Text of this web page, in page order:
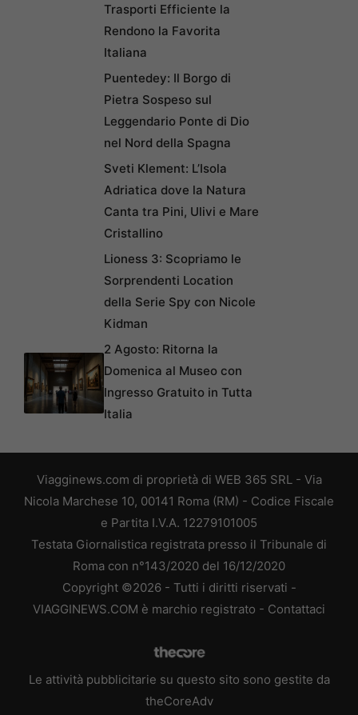
Trasporti Efficiente la
Rendono la Favorita
Italiana
Puentedey: Il Borgo di
Pietra Sospeso sul
Leggendario Ponte di Dio
nel Nord della Spagna
Sveti Klement: L’Isola
Adriatica dove la Natura
Canta tra Pini, Ulivi e Mare
Cristallino
Lioness 3: Scopriamo le
Sorprendenti Location
della Serie Spy con Nicole
Kidman
2 Agosto: Ritorna la
Domenica al Museo con
Ingresso Gratuito in Tutta
Italia
Viagginews.com di proprietà di WEB 365 SRL - Via
Nicola Marchese 10, 00141 Roma (RM) - Codice Fiscale
e Partita I.V.A. 12279101005
Testata Giornalistica registrata presso il Tribunale di
Roma con n°143/2020 del 16/12/2020
Copyright ©2026 - Tutti i diritti riservati -
VIAGGINEWS.COM è marchio registrato - Contattaci
Le attività pubblicitarie su questo sito sono gestite da
theCoreAdv